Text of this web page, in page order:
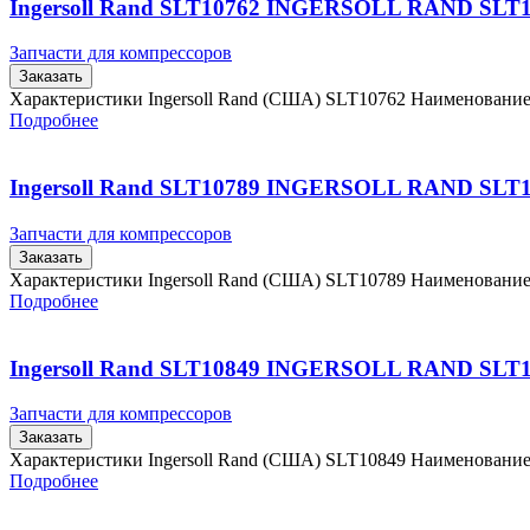
Ingersoll Rand SLT10762 INGERSOLL RAND
Запчасти для компрессоров
Заказать
Характеристики Ingersoll Rand (США) SLT10762
Подробнее
Ingersoll Rand SLT10789 INGERSOLL RAND
Запчасти для компрессоров
Заказать
Характеристики Ingersoll Rand (США) SLT10789
Подробнее
Ingersoll Rand SLT10849 INGERSOLL RAND
Запчасти для компрессоров
Заказать
Характеристики Ingersoll Rand (США) SLT10849
Подробнее